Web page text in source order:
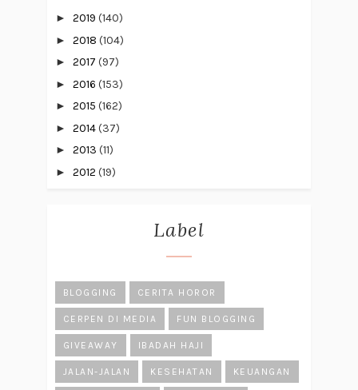
► 2019 (140)
► 2018 (104)
► 2017 (97)
► 2016 (153)
► 2015 (162)
► 2014(37)
► 2013 (11)
► 2012 (19)
Label
BLOGGING CERITA HOROR
CERPEN DI MEDIA FUN BLOGGING
GIVEAWAY IBADAH HAJI
JALAN-JALAN KESEHATAN KEUANGAN